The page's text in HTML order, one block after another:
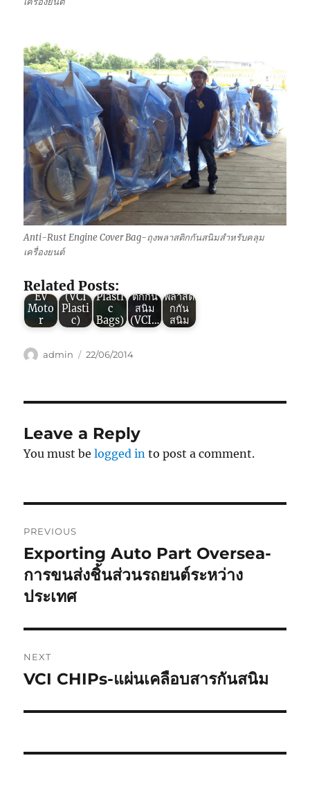
Anti-Rust Engine Cover Bag-ถุงพลาสติกกันสนิมสำหรับคลุม
เครื่องยนต์
Related Posts:
Green
VCI
er for
EV
Moto
r
Green
VCI :
6 ข้อดี
สนิม
(VCI
Plasti
c)
Green
VCI : 3
ข้อดี
ของ
“ถุง
(VCI
Plasti
c
Bags)
Green
VCI :
5
ติกกัน
สนิม
(VCI…
พลาสติ
กกัน
สนิม
Author
admin
Posted
22/06/2014
Leave a Reply
You must belogged in to post a comment.
navigation
PREVIOUS
Previous
post:
Exporting Auto Part Oversea-
การขนส่งชิ้นส่วนรถยนต์ระหว่าง
ประเทศ
NEXT
Next
VCI CHIPs-แผ่นเคลือบสารกันสนิม